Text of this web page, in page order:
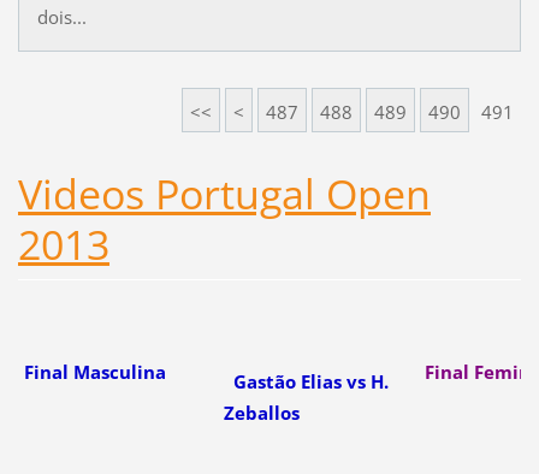
dois...
<< < 487 488 489 490 491
Videos Portugal Open
2013
Final Masculina
Gastão Elias vs H.
Zeballos
Final